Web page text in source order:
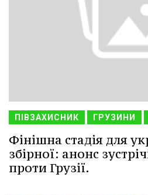
ПІВЗАХИСНИК ГРУЗИНИ
Фінішна стадія для
збірної: анонс
проти Грузії.